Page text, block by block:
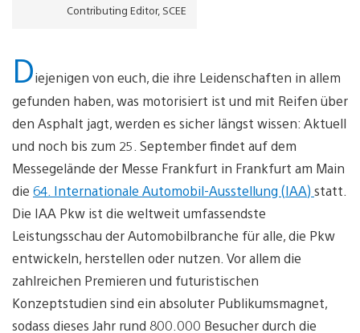
Contributing Editor, SCEE
Diejenigen von euch, die ihre Leidenschaften in allem
gefunden haben, was motorisiert ist und mit Reifen über
den Asphalt jagt, werden es sicher längst wissen: Aktuell
und noch bis zum 25. September findet auf dem
Messegelände der Messe Frankfurt in Frankfurt am Main
die 64. Internationale Automobil-Ausstellung (IAA) statt.
Die IAA Pkw ist die weltweit umfassendste
Leistungsschau der Automobilbranche für alle, die Pkw
entwickeln, herstellen oder nutzen. Vor allem die
zahlreichen Premieren und futuristischen
Konzeptstudien sind ein absoluter Publikumsmagnet,
sodass dieses Jahr rund 800.000 Besucher durch die